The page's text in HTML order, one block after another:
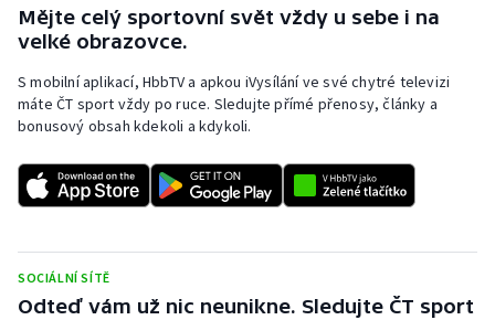
Parasport
Plážový volejbal
Ragby
Rychlostní kanoistika
Mějte celý sportovní svět vždy u sebe i na
velké obrazovce.
S mobilní aplikací, HbbTV a apkou iVysílání ve své chytré televizi
máte ČT sport vždy po ruce. Sledujte přímé přenosy, články a
bonusový obsah kdekoli a kdykoli.
SOCIÁLNÍ SÍTĚ
Odteď vám už nic neunikne. Sledujte ČT sport